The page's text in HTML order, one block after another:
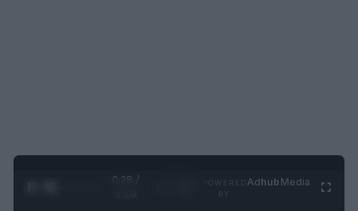
0:29 /
Adhub Media